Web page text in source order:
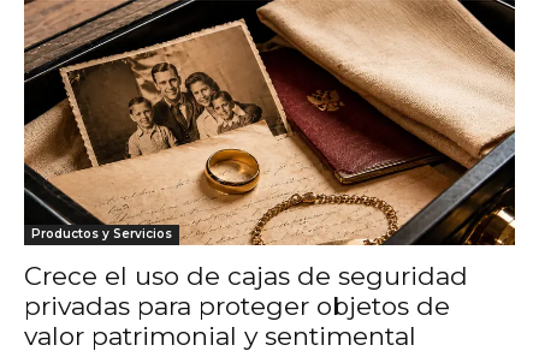
Productos y Servicios
Crece el uso de cajas de seguridad
privadas para proteger objetos de
valor patrimonial y sentimental